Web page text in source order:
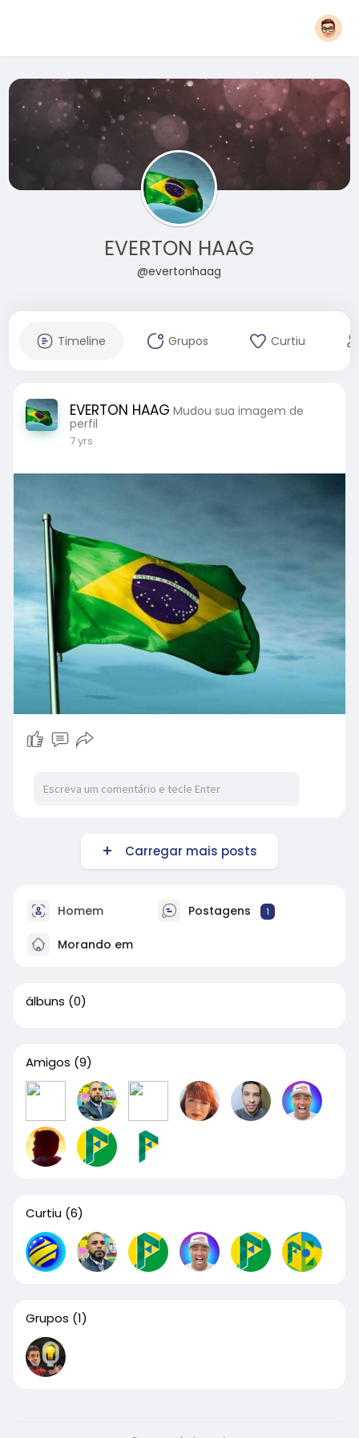
EVERTON HAAG
@evertonhaag
Timeline Grupos Curtiu
EVERTON HAAG Mudou sua imagem de
perfil
7 yrs
Carregar mais posts
Homem Postagens 1
Morando em
álbuns (0)
Amigos (9)
Curtiu (6)
Grupos (1)